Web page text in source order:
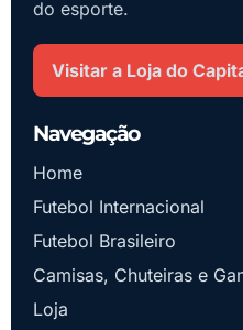
do esporte.
Visitar a Loja do
Navegação
Home
Futebol Internacional
Futebol Brasileiro
Camisas, Chuteiras e
Loja